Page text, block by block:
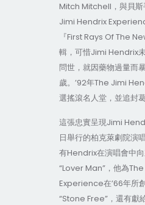
Mitch Mitchell，與貝
Jimi Hendrix
『First Rays Of The
輯，可惜Jimi Hendrix
問世，就因藥物過量而
歲。’92年The Jimi
選搖滾名人堂，並追封
這張忠實呈現Jimi
日舉行的柏克萊劇院演
有Hendrix在演唱會中
“Lover Man”，他為
Experience在’66年所
“Stone Free”，還有獻